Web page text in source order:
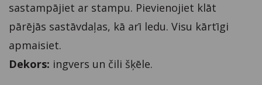
sastampājiet ar stampu. Pievienojiet klāt
pārējās sastāvdaļas, kā arī ledu. Visu kārtīgi
apmaisiet.
Dekors: ingvers un čili šķēle.